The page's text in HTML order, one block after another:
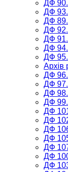
ДФ
ДФ
ДФ
ДФ
ДФ
ДФ
ДФ
Архів
ДФ
ДФ
ДФ
ДФ
ДФ
ДФ
ДФ
ДФ
ДФ
ДФ
ДФ